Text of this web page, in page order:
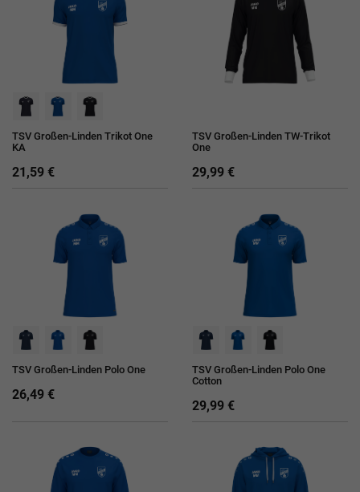
TSV Großen-Linden Trikot One
KA
21,59 €
TSV Großen-Linden TW-Trikot
One
29,99 €
TSV Großen-Linden Polo One
26,49 €
TSV Großen-Linden Polo One
Cotton
29,99 €